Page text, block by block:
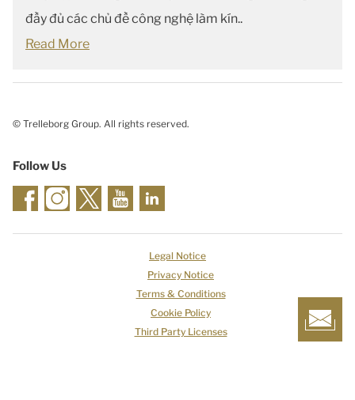
đầy đủ các chủ đề công nghệ làm kín..
Read More
© Trelleborg Group. All rights reserved.
Follow Us
Legal Notice
Privacy Notice
Terms & Conditions
Cookie Policy
Third Party Licenses